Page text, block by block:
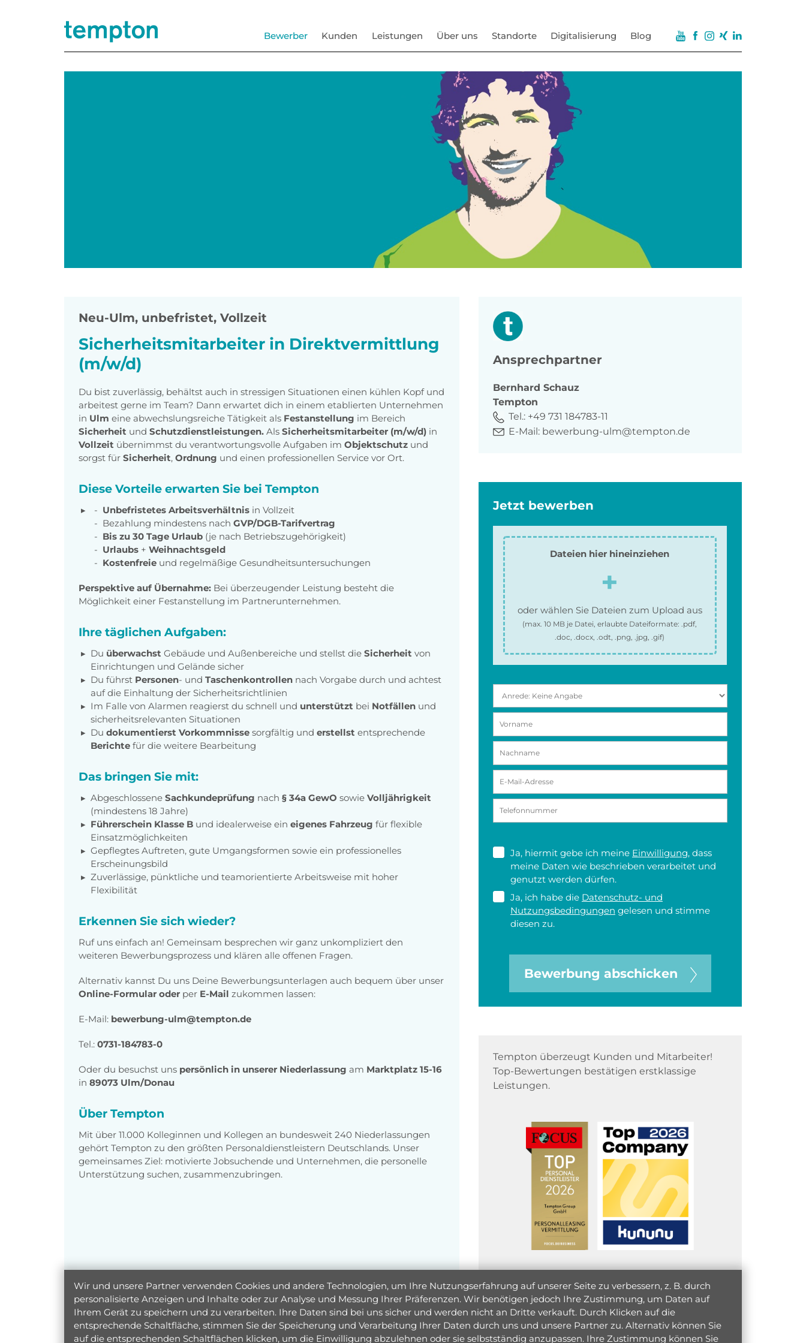
Bewerber Kunden Leistungen Über uns Standorte Digitalisierung Blog
Neu-Ulm, unbefristet, Vollzeit
Sicherheitsmitarbeiter in Direktvermittlung
(m/w/d)
Du bist zuverlässig, behältst auch in stressigen Situationen einen kühlen Kopf und
arbeitest gerne im Team? Dann erwartet dich in einem etablierten Unternehmen
in Ulm eine abwechslungsreiche Tätigkeit als Festanstellung im Bereich
Sicherheit und Schutzdienstleistungen. Als Sicherheitsmitarbeiter (m/w/d) in
Vollzeit übernimmst du verantwortungsvolle Aufgaben im Objektschutz und
sorgst für Sicherheit, Ordnung und einen professionellen Service vor Ort.
Diese Vorteile erwarten Sie bei Tempton
Unbefristetes Arbeitsverhältnis in Vollzeit
Bezahlung mindestens nach GVP/DGB-Tarifvertrag
Bis zu 30 Tage Urlaub (je nach Betriebszugehörigkeit)
Urlaubs + Weihnachtsgeld
Kostenfreie und regelmäßige Gesundheitsuntersuchungen
Perspektive auf Übernahme: Bei überzeugender Leistung besteht die
Möglichkeit einer Festanstellung im Partnerunternehmen.
Ihre täglichen Aufgaben:
Du überwachst Gebäude und Außenbereiche und stellst die Sicherheit von
Einrichtungen und Gelände sicher
Du führst Personen- und Taschenkontrollen nach Vorgabe durch und achtest
auf die Einhaltung der Sicherheitsrichtlinien
Im Falle von Alarmen reagierst du schnell und unterstützt bei Notfällen und
sicherheitsrelevanten Situationen
Du dokumentierst Vorkommnisse sorgfältig und erstellst entsprechende
Berichte für die weitere Bearbeitung
Das bringen Sie mit:
Abgeschlossene Sachkundeprüfung nach § 34a GewO sowie Volljährigkeit
(mindestens 18 Jahre)
Führerschein Klasse B und idealerweise ein eigenes Fahrzeug für flexible
Einsatzmöglichkeiten
Gepflegtes Auftreten, gute Umgangsformen sowie ein professionelles
Erscheinungsbild
Zuverlässige, pünktliche und teamorientierte Arbeitsweise mit hoher
Flexibilität
Erkennen Sie sich wieder?
Ruf uns einfach an! Gemeinsam besprechen wir ganz unkompliziert den
weiteren Bewerbungsprozess und klären alle offenen Fragen.
Alternativ kannst Du uns Deine Bewerbungsunterlagen auch bequem über unser
Online-Formular oder per E-Mail zukommen lassen:
E-Mail: bewerbung-ulm@tempton.de
Tel.: 0731-184783-0
Oder du besuchst uns persönlich in unserer Niederlassung am Marktplatz 15-16
in 89073 Ulm/Donau
Über Tempton
Mit über 11.000 Kolleginnen und Kollegen an bundesweit 240 Niederlassungen
gehört Tempton zu den größten Personaldienstleistern Deutschlands. Unser
gemeinsames Ziel: motivierte Jobsuchende und Unternehmen, die personelle
Unterstützung suchen, zusammenzubringen.
Ansprechpartner
Bernhard Schauz
Tempton
Tel.: +49 731 184783-11
E-Mail: bewerbung-ulm@tempton.de
Jetzt bewerben
Dateien hier hineinziehen
oder wählen Sie Dateien zum Upload aus
(max.10 MB je Datei, erlaubte Dateiformate:.pdf,
.doc, .docx, .odt, .png, .jpg, .gif)
Ja, hiermit gebe ich meine Einwilligung, dass
meine Daten wie beschrieben verarbeitet und
genutzt werden dürfen.
Ja, ich habe die Datenschutz- und
Nutzungsbedingungen gelesen und stimme
diesen zu.
Bewerbung abschicken
Tempton überzeugt Kunden und Mitarbeiter!
Top-Bewertungen bestätigen erstklassige
Leistungen.
Wir und unsere Partner verwenden Cookies und andere Technologien, um Ihre Nutzungserfahrung auf unserer Seite zu verbessern, z. B. durch
personalisierte Anzeigen und Inhalte oder zur Analyse und Messung Ihrer Präferenzen. Wir benötigen jedoch Ihre Zustimmung, um Daten auf
Ihrem Gerät zu speichern und zu verarbeiten. Ihre Daten sind bei uns sicher und werden nicht an Dritte verkauft. Durch Klicken auf die
entsprechende Schaltfläche, stimmen Sie der Speicherung und Verarbeitung Ihrer Daten durch uns und unsere Partner zu. Alternativ können Sie
auf die entsprechenden Schaltflächen klicken, um die Einwilligung abzulehnen oder sie selbstständig anzupassen. Ihre Zustimmung können Sie